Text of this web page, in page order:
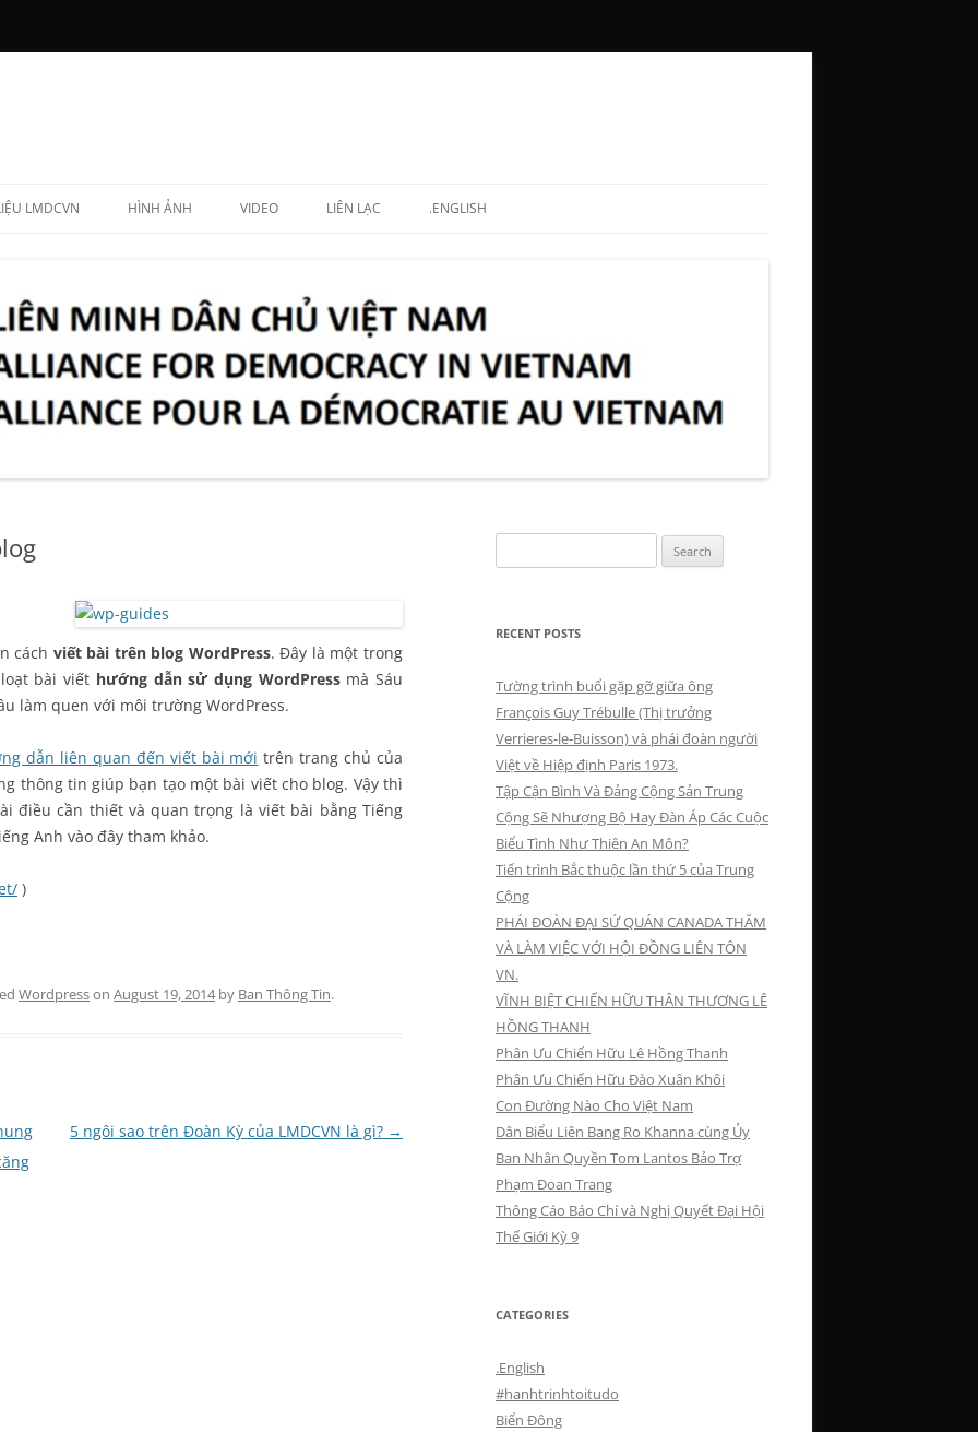
LMDCVN
LẬP VIÊN
HÌNH ẢNH VIDEO LIÊN LẠC .ENGLISH
cách viết bài trên blog WordPress. Đây là một trong
bài viết hướng dẫn sử dụng WordPressmà Sáu
làm quen với môi trường WordPress.
dẫn liên quan đến viết bài mới trên trang chủ của
thông tin giúp bạn tạo một bài viết cho blog. Vậy thì
điều cần thiết và quan trọng là viết bài bằng Tiếng
Anh vào đây tham khảo.
)
Wordpresson August 19, 2014by Ban Thông Tin.
5 ngôi sao trên Đoàn Kỳ của LMDCVN là gì? →
for:
RECENT POSTS
Tường trình buổi gặp gỡ giữa ông
François Guy Trébulle (Thị trưởng
Verrieres-le-Buisson) và phái đoàn người
Việt về Hiệp định Paris 1973.
Tập Cận Bình Và Đảng Cộng Sản Trung
Cộng Sẽ Nhượng Bộ Hay Đàn Áp Các Cuộc
Biểu Tình Như Thiên An Môn?
Tiến trình Bắc thuộc lần thứ 5 của Trung
Cộng
PHÁI ĐOÀN ĐẠI SỨ QUÁN CANADA THĂM
VÀ LÀM VIỆC VỚI HỘI ĐỒNG LIÊN TÔN
VN.
VĨNH BIỆT CHIẾN HỮU THÂN THƯƠNG LÊ
HỒNG THANH
Phân Ưu Chiến Hữu Lê Hồng Thanh
Phân Ưu Chiến Hữu Đào Xuân Khôi
Con Đường Nào Cho Việt Nam
Dân Biểu Liên Bang Ro Khanna cùng Ủy
Ban Nhân Quyền Tom Lantos Bảo Trợ
Phạm Đoan Trang
Thông Cáo Báo Chí và Nghị Quyết Đại Hội
Thế Giới Kỳ 9
CATEGORIES
.English
#hanhtrinhtoitudo
Biển Đông